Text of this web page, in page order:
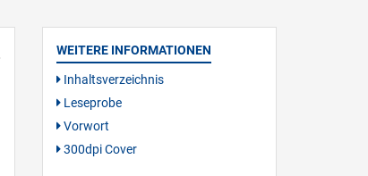
WEITERE INFORMATIONEN
Inhaltsverzeichnis
Leseprobe
Vorwort
300dpi Cover